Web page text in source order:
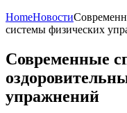
HomeНовости
системы физических
Современные
упражнений